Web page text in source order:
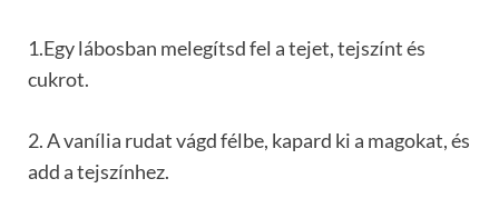
1.Egy lábosban melegítsd fel a tejet, tejszínt és
cukrot.
2. A vanília rudat vágd félbe, kapard ki a magokat, és
add a tejszínhez.